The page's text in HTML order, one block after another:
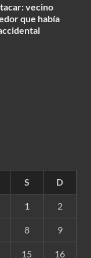
vecino
que había
S D
1 2
8 9
15 16